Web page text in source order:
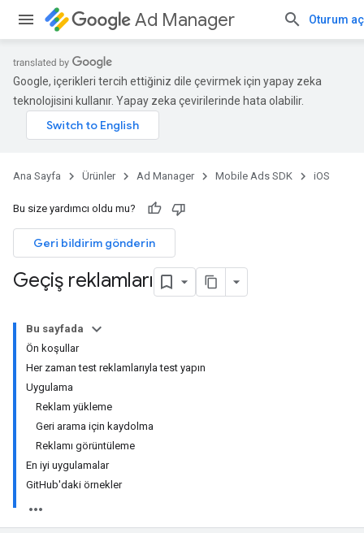
Ad Manager Oturum aç
Google, içerikleri tercih ettiğiniz dile çevirmek için yapay zeka
teknolojisini kullanır. Yapay zeka çevirilerinde hata olabilir.
Ana Sayfa Ürünler Ad Manager Mobile Ads SDK iOS
Bu size yardımcı oldu mu?
Geri bildirim gönderin
Geçiş reklamları
Bu sayfada
Ön koşullar
Her zaman test reklamlarıyla test yapın
Uygulama
Reklam yükleme
Geri arama için kaydolma
Reklamı görüntüleme
En iyi uygulamalar
GitHub'daki örnekler